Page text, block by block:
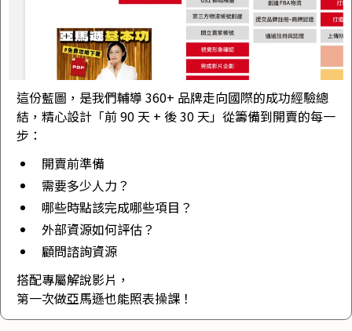
這份藍圖，是我們輔導 360+ 品牌走向國際的成功經驗總
結，精心設計「前 90 天 + 後 30 天」從籌備到開賣的每一
步：
開賣前準備
需要多少人力？
哪些時點該完成哪些項目？
外部資源如何評估？
顧問諮詢資源
搭配專屬解說影片，
第一次做亞馬遜也能照表操課！